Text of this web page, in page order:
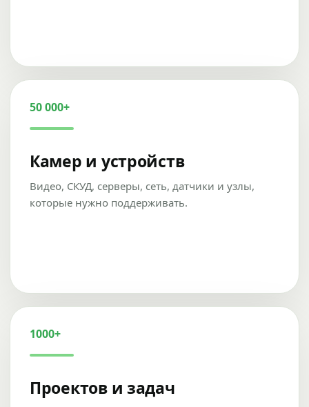
50 000+
Камер и устройств
Видео, СКУД, серверы, сеть, датчики и узлы,
которые нужно поддерживать.
1000+
Проектов и задач